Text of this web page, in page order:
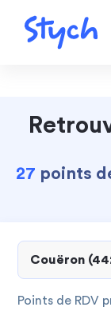
27 points
Points de RDV